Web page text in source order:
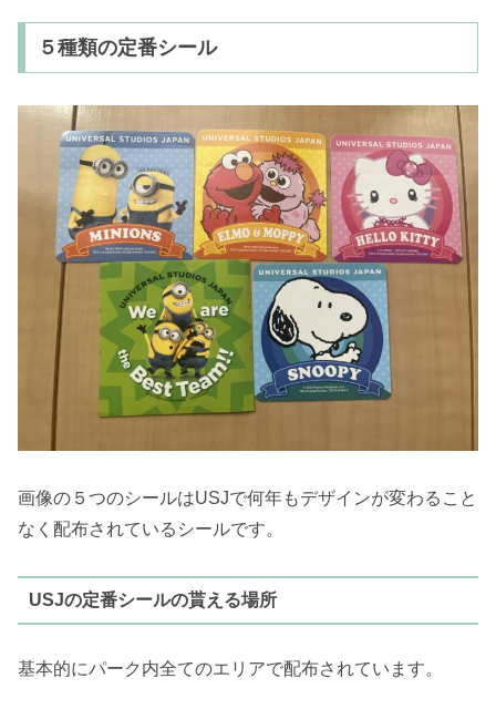
５種類の定番シール
画像の５つのシールはUSJで何年もデザインが変わること
なく配布されているシールです。
USJの定番シールの貰える場所
基本的にパーク内全てのエリアで配布されています。